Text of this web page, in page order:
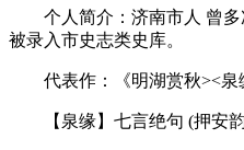
个人简介：济南市人 曾多次
被录入市史志类史库。
代表作：《明湖赏秋><泉
【泉缘】七言绝句 (押安韵)